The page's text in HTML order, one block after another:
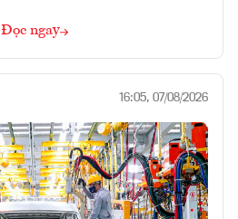
Đọc ngay
16:05, 07/08/2026